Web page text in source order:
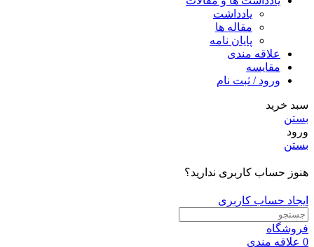
یادداشت
مقاله ها
پایان نامه
علاقه مندی
مقایسه
ورود / ثبت نام
سبد خرید
بستن
ورود
بستن
هنوز حساب کاربری ندارید؟
ایجاد حساب کاربری
فروشگاه
0 علاقه مندی